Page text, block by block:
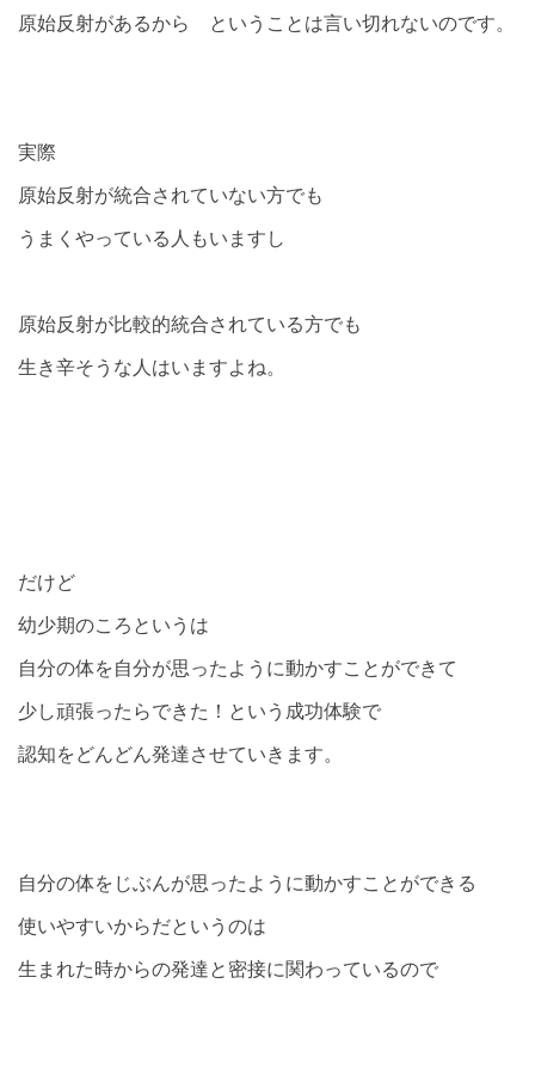
原始反射があるから ということは言い切れないのです。
実際
原始反射が統合されていない方でも
うまくやっている人もいますし
原始反射が比較的統合されている方でも
生き辛そうな人はいますよね。
だけど
幼少期のころというは
自分の体を自分が思ったように動かすことができて
少し頑張ったらできた！という成功体験で
認知をどんどん発達させていきます。
自分の体をじぶんが思ったように動かすことができる
使いやすいからだというのは
生まれた時からの発達と密接に関わっているので